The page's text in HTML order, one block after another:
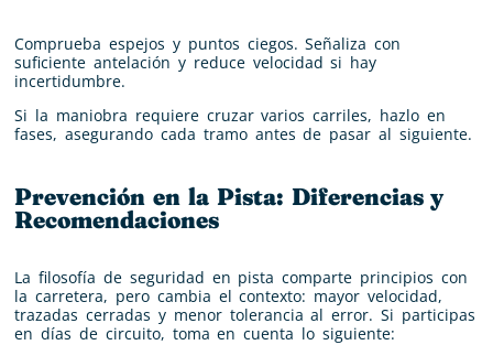
Comprueba espejos y puntos ciegos. Señaliza con
suficiente antelación y reduce velocidad si hay
incertidumbre.
Si la maniobra requiere cruzar varios carriles, hazlo en
fases, asegurando cada tramo antes de pasar al siguiente.
Prevención en la Pista: Diferencias y
Recomendaciones
La filosofía de seguridad en pista comparte principios con
la carretera, pero cambia el contexto: mayor velocidad,
trazadas cerradas y menor tolerancia al error. Si participas
en días de circuito, toma en cuenta lo siguiente: